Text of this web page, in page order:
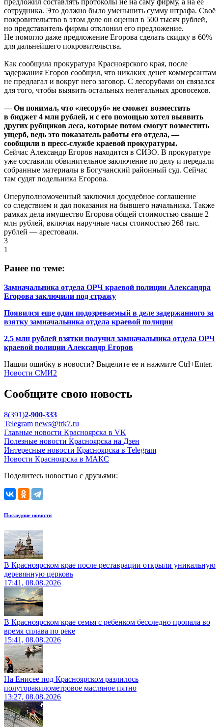
сотрудника. Это должно было уменьшить сумму штрафа. Своё
покровительство в этом деле он оценил в 500 тысяч рублей,
но представитель фирмы отклонил его предложение.
Не помогло даже предложение Егорова сделать скидку в 60%
для дальнейшего покровительства.
Как сообщила прокуратура Красноярского края, после
задержания Егоров сообщил, что никаких денег коммерсантам
не предлагал и вокруг него заговор. С лесорубами он связался
для того, чтобы выявить остальных нелегальных дровосеков.
— Он понимал, что «лесоруб» не сможет возместить
в бюджет 4 млн рублей, и с его помощью хотел выявить
других рубщиков леса, которые потом смогут возместить
ущерб, ведь это показатель работы его отдела, —
сообщили в пресс-службе краевой прокуратуры.
Сейчас Александр Егоров находится в СИЗО. В прокуратуре
уже составили обвинительное заключение по делу и передали
собранные материалы в Богучанский районный суд. Сейчас
там судят подельника Егорова.
Оперуполномоченный заключил досудебное соглашение
со следствием и дал показания на бывшего начальника. Также
рамках дела имущество Егорова общей стоимостью свыше 2
млн рублей, включая наручные часы стоимостью 268 тыс.
рублей — арестовали.
3
1
Ранее по теме:
Замначальника отдела ОРЧ краевой полиции Александра
Егорова заключили под стражу
Появился еще один подозреваемый в деле задержанного за
взятку замначальника отдела краевой полиции
2,5 млн рублей взятки получил замначальника отдела ОРЧ
краевой полиции Александр Егоров
Нашли ошибку в новости? Выделите ее и нажмите Ctrl+Enter.
Новости СМИ2
Сообщите свою новость
8(391)2-900-333
Telegram news@trk7.ru
Главные новости Красноярска в VK
Полезные новости Красноярска на Дзен
Интересные новости Красноярска в Telegram
Новости Красноярска в МАКС
Поделитесь новостью с друзьями:
Последние новости
В Красноярском крае после реставрации открыли уникальную
деревянную церковь
17:41, 08.08.2026
В Красноярском крае семья с ребенком бесследно пропала во
время сплава по реке
15:41, 08.08.2026
На Енисее под Красноярском разлилось
полуторакилометровое масляное пятно
13:27, 08.08.2026